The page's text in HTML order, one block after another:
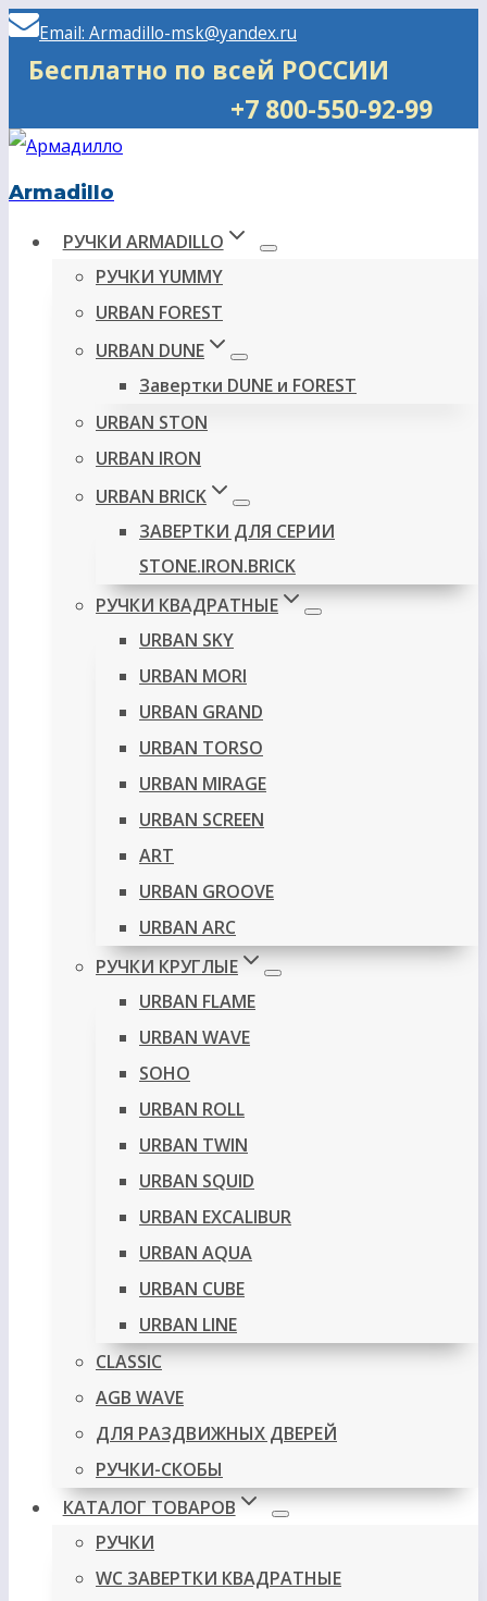
Перейти
Email: Armadillo-msk@yandex.ru
Бесплатно по всей РОССИИ
+7 800-550-92-99
Armadillo
РУЧКИ ARMADILLO
РУЧКИ YUMMY
URBAN FOREST
URBAN DUNE
Завертки DUNE и FOREST
URBAN STON
URBAN IRON
URBAN BRICK
ЗАВЕРТКИ ДЛЯ СЕРИИ
STONE.IRON.BRICK
РУЧКИ КВАДРАТНЫЕ
URBAN SKY
URBAN MORI
URBAN GRAND
URBAN TORSO
URBAN MIRAGE
URBAN SCREEN
ART
URBAN GROOVE
URBAN ARC
РУЧКИ КРУГЛЫЕ
URBAN FLAME
URBAN WAVE
SOHO
URBAN ROLL
URBAN TWIN
URBAN SQUID
URBAN EXCALIBUR
URBAN AQUA
URBAN CUBE
URBAN LINE
CLASSIC
AGB WAVE
ДЛЯ РАЗДВИЖНЫХ ДВЕРЕЙ
РУЧКИ-СКОБЫ
КАТАЛОГ ТОВАРОВ
РУЧКИ
WC ЗАВЕРТКИ КВАДРАТНЫЕ